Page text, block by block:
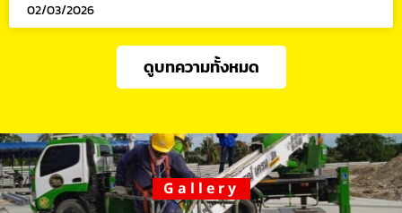
02/03/2026
ดูบทความทั้งหมด
Gallery